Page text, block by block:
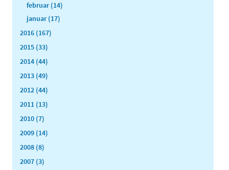
februar (14)
januar (17)
2016 (167)
2015 (33)
2014 (44)
2013 (49)
2012 (44)
2011 (13)
2010 (7)
2009 (14)
2008 (8)
2007 (3)